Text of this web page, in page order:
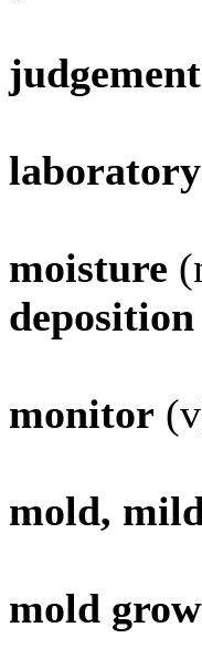
judgement
laboratory
moisture
monitor
mold,
mold